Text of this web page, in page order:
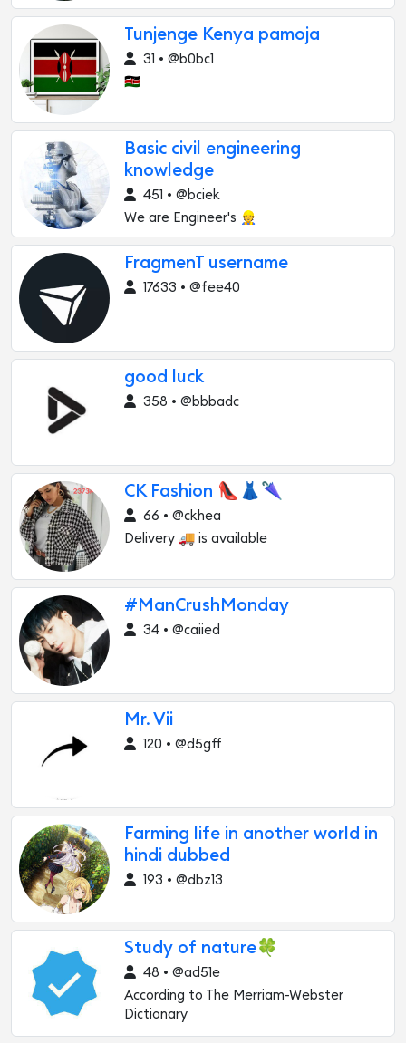
Tunjenge Kenya pamoja
31 • @b0bc1
🇰🇪
Basic civil engineering
knowledge
451 • @bciek
We are Engineer's 👷
FragmenT username
17633 • @fee40
good luck
358 • @bbbadc
CK Fashion 👠👗🌂
66 • @ckhea
Delivery 🚚 is available
#ManCrushMonday
34 • @caiied
Mr. Vii
120 • @d5gff
Farming life in another world in
hindi dubbed
193 • @dbz13
Study of nature🍀
48 • @ad51e
According to The Merriam-Webster
Dictionary